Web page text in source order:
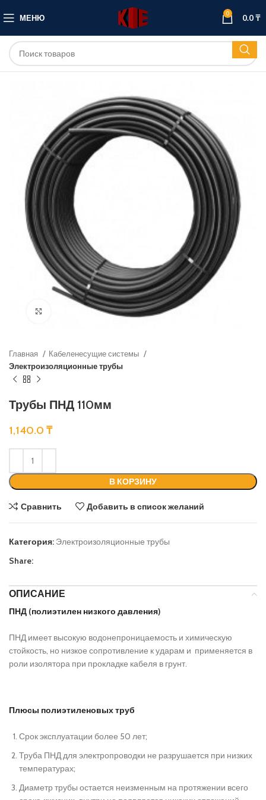
МЕНЮ 0 0.0₸
Нажмите, чтобы увеличить
Главная
Кабеленесущие системы
Электроизоляционные трубы
Трубы ПНД 110мм
1,140.0 ₸
В КОРЗИНУ
Сравнить Добавить в список желаний
Категория: Электроизоляционные трубы
Share:
ОПИСАНИЕ
ПНД (полиэтилен низкого давления)
ПНД имеет высокую водонепроницаемость и химическую
стойкость, но низкое сопротивление к ударам и применяется в
роли изолятора при прокладке кабеля в грунт.
Плюсы полиэтиленовых труб
Срок эксплуатации более 50 лет;
Труба ПНД для электропроводки не разрушается при низких
температурах;
Диаметр трубы остается неизменным на протяжении всего